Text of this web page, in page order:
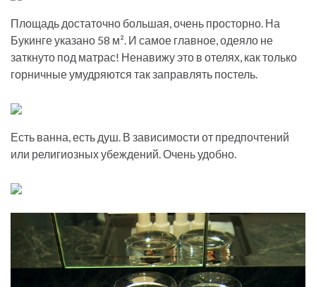
Площадь достаточно большая, очень просторно. На
Букинге указано 58 м². И самое главное, одеяло не
заткнуто под матрас! Ненавижу это в отелях, как только
горничные умудряются так заправлять постель.
Есть ванна, есть душ. В зависимости от предпочтений
или религиозных убеждений. Очень удобно.